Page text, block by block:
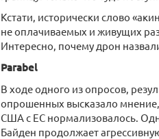
Кстати, исторически слово
не оплачиваемых и живущих
Интересно, почему дрон
Parabel
В ходе одного из опросов,
опрошенных высказало
США с ЕС нормализовалось.
Байден продолжает